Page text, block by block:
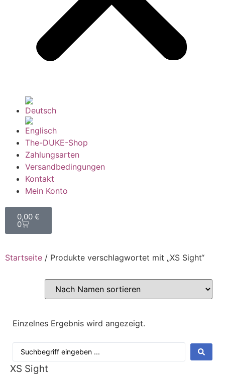
The-DUKE-Shop
Zahlungsarten
Versandbedingungen
Kontakt
Mein Konto
0,00 €
0
Startseite / Produkte verschlagwortet mit „XS Sight“
Einzelnes Ergebnis wird angezeigt.
XS Sight